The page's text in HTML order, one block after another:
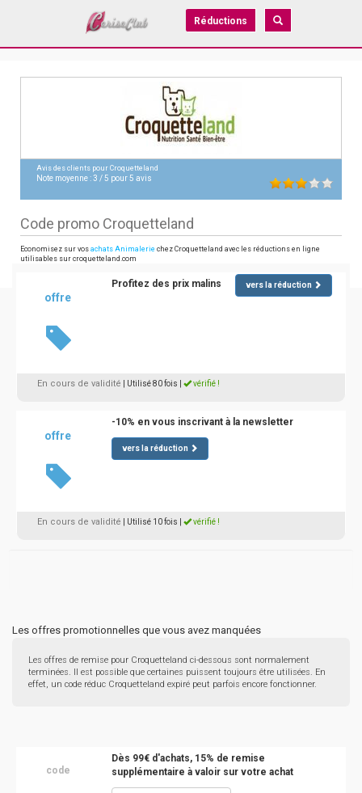
Réductions
Avis des clients pour Croquetteland
Note moyenne :3 /5 pour5 avis
Code promo Croquetteland
Economisez sur vos achats Animalerie chez Croquetteland avec les réductions en ligne
utilisables sur croquetteland.com
offre
Profitez des prix malins vers la réduction
En cours de validité | Utilisé 80 fois vérifié !
offre
-10% en vous inscrivant à la newsletter
vers la réduction
En cours de validité | Utilisé 10 fois vérifié !
Les offres promotionnelles que vous avez manquées
Les offres de remise pour Croquetteland ci-dessous sont normalement
terminées. Il est possible que certaines puissent toujours être utilisées. En
effet, un code réduc Croquetteland expiré peut parfois encore fonctionner.
code
Dès 99€ d'achats, 15% de remise
supplémentaire à valoir sur votre achat